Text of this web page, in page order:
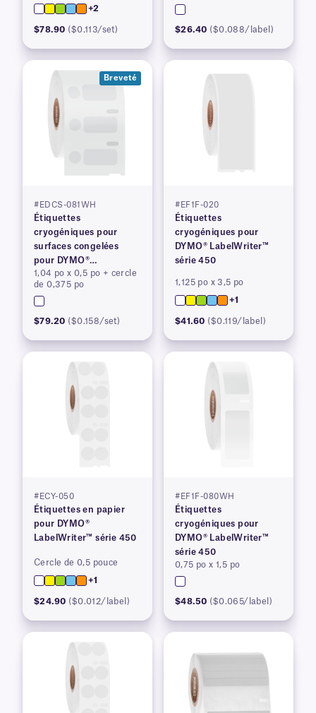
+2
$78.90 ($0.113/set) $26.40 ($0.088/label)
Breveté
#EDCS-081WH
Étiquettes
cryogéniques pour
surfaces congelées
pour DYMO®
LabelWriter™ série 450,
brevetées
1,04 po x 0,5 po + cercle
de 0,375 po
$79.20 ($0.158/set)
#EF1F-020
Étiquettes
cryogéniques pour
DYMO® LabelWriter™
série 450
1,125 po x 3,5 po
+1
$41.60 ($0.119/label)
#ECY-050
Étiquettes en papier
pour DYMO®
LabelWriter™ série 450
Cercle de 0,5 pouce
+1
$24.90 ($0.012/label)
#EF1F-080WH
Étiquettes
cryogéniques pour
DYMO® LabelWriter™
série 450
0,75 po x 1,5 po
$48.50 ($0.065/label)